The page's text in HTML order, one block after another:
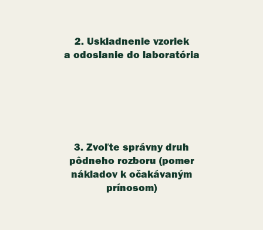
2. Uskladnenie vzoriek
a odoslanie do laboratória
3. Zvoľte správny druh
pôdneho rozboru (pomer
nákladov k očakávaným
prínosom)